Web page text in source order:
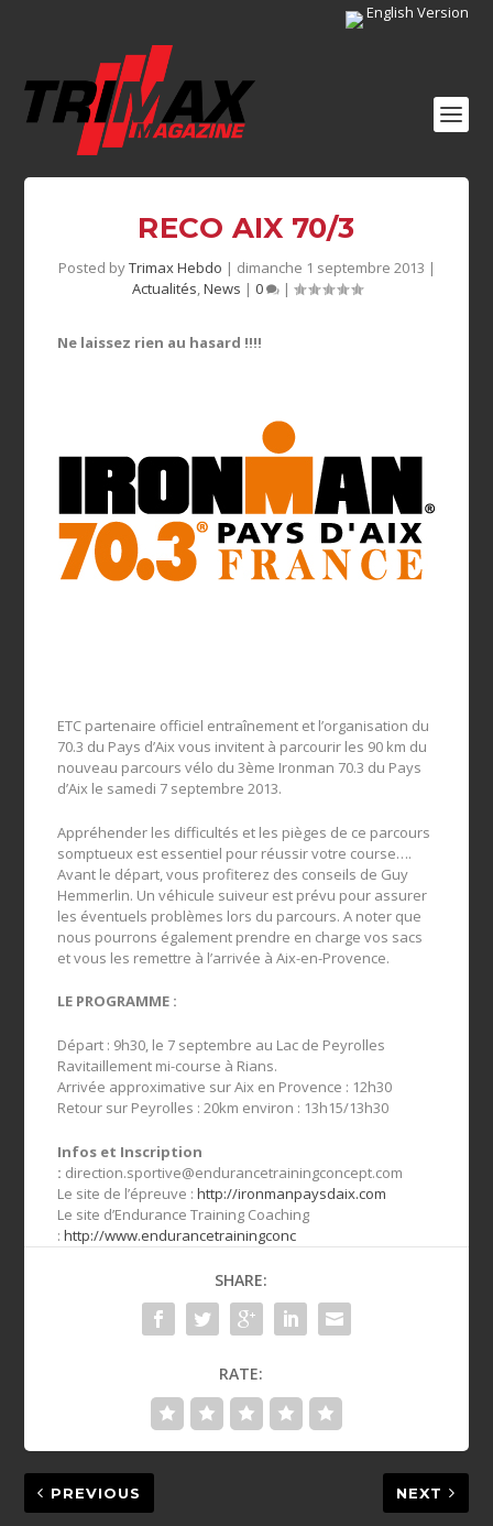
English Version
RECO AIX 70/3
Posted byTrimax Hebdo | dimanche 1 septembre 2013 |
Actualités,News | 0 |
Ne laissez rien au hasard !!!!
ETC partenaire officiel entraînement et l’organisation du
70.3 du Pays d’Aix vous invitent à parcourir les 90 km du
nouveau parcours vélo du 3ème Ironman 70.3 du Pays
d’Aix le samedi 7 septembre 2013.
Appréhender les difficultés et les pièges de ce parcours
somptueux est essentiel pour réussir votre course….
Avant le départ, vous profiterez des conseils de Guy
Hemmerlin. Un véhicule suiveur est prévu pour assurer
les éventuels problèmes lors du parcours. A noter que
nous pourrons également prendre en charge vos sacs
et vous les remettre à l’arrivée à Aix-en-Provence.
LE PROGRAMME :
Départ : 9h30, le 7 septembre au Lac de Peyrolles
Ravitaillement mi-course à Rians.
Arrivée approximative sur Aix en Provence : 12h30
Retour sur Peyrolles : 20km environ : 13h15/13h30
Infos et Inscription
: direction.sportive@endurancetrainingconcept.com
Le site de l’épreuve :http://ironmanpaysdaix.com
Le site d’Endurance Training Coaching
:http://www.endurancetrainingconc
SHARE:
RATE:
PREVIOUS NEXT